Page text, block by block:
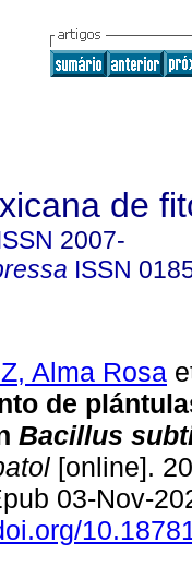
de
2007-
ISSN
Alma Rosa
de
Bacillus
[online].
03-Nov-